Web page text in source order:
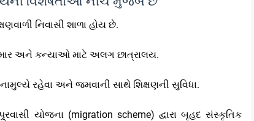
નિવાસી શાળા હોય છે.
અને કન્યાઓ માટે અલગ છાત્રાલય.
રહેવા અને જમવાની સાથે શિક્ષણની સુવિધા.
યોજના (migration scheme) દ્વારા બૃહદ સંસ્કૃતિક